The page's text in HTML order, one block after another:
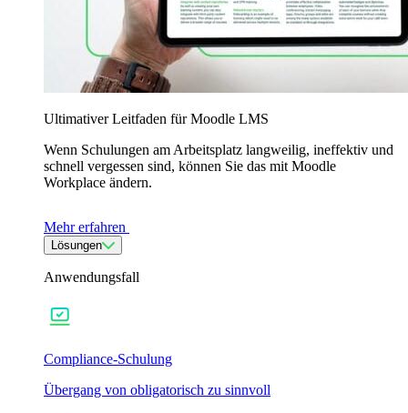
Ultimativer Leitfaden für Moodle LMS
Wenn Schulungen am Arbeitsplatz langweilig, ineffektiv und
schnell vergessen sind, können Sie das mit Moodle
Workplace ändern.
Mehr erfahren
Lösungen
Anwendungsfall
Compliance-Schulung
Übergang von obligatorisch zu sinnvoll